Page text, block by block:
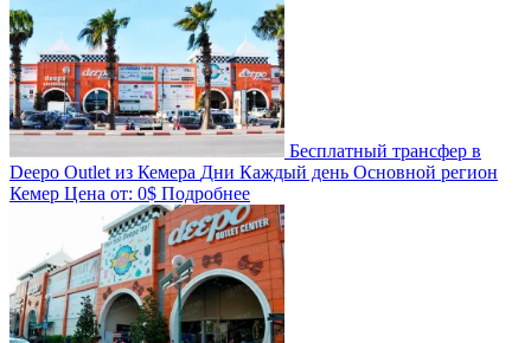
Бесплатный трансфер в
Deepo Outlet из Кемера Дни Каждый день Основной регион
Кемер Цена от: 0$ Подробнее